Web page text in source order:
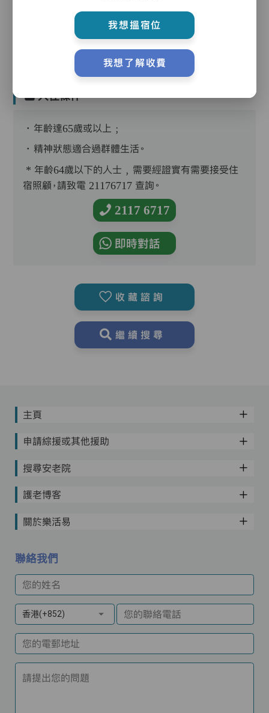
浴、餵飯、換尿片
入住條件
．年齡達65歲或以上﹔
．精神狀態適合過群體生活。
* 年齡64歲以下的人士﹐需要經證實有需要接受住
宿照顧，請致電 21176717 查詢。
2117 6717
即時對話
收藏諮詢
繼續搜尋
主頁
申請綜援或其他援助
搜尋安老院
護老博客
關於樂活易
聯絡我們
您的姓名
香港(+852) 您的聯絡電話
您的電郵地址
請提出您的問題
我想搵宿位
我想了解收費